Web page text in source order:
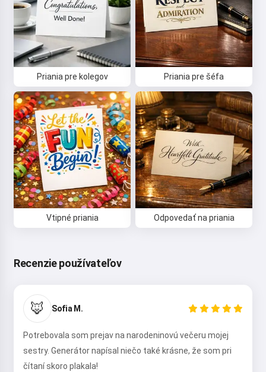
Priania pre kolegov Priania pre šéfa
Vtipné priania Odpovedať na priania
Recenzie používateľov
🦊 Sofia M.
Potrebovala som prejav na narodeninovú večeru mojej
sestry. Generátor napísal niečo také krásne, že som pri
čítaní skoro plakala!
Viem vytvárať piesne, písať básne a
gratulácie 🥰
Vyskúšať
Súhlasím s: Zmluvné podmienky,
Zásady ochrany osobných údajov,
Zásady vrátenia peňazí